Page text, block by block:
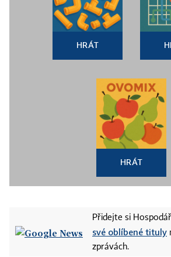
HRÁT
HRÁT
Přidejte si
své oblíbené tituly
zprávách.